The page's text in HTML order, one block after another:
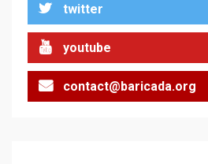
twitter
youtube
contact@baricada.org